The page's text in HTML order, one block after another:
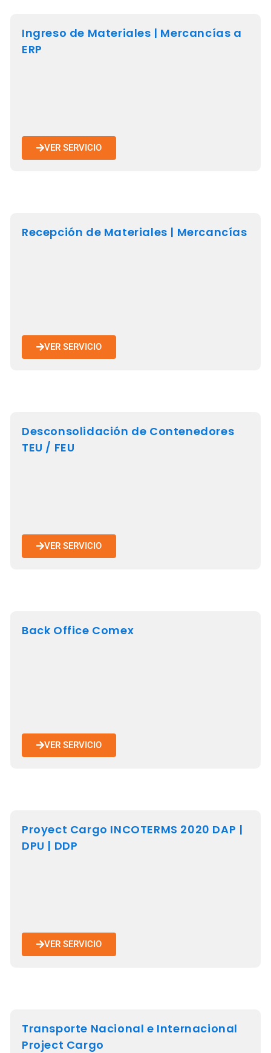
Ingreso de Materiales | Mercancías a
ERP
VER SERVICIO
Recepción de Materiales | Mercancías
VER SERVICIO
Desconsolidación de Contenedores
TEU / FEU
VER SERVICIO
Back Office Comex
VER SERVICIO
Proyect Cargo INCOTERMS 2020 DAP |
DPU | DDP
VER SERVICIO
Transporte Nacional e Internacional
Project Cargo